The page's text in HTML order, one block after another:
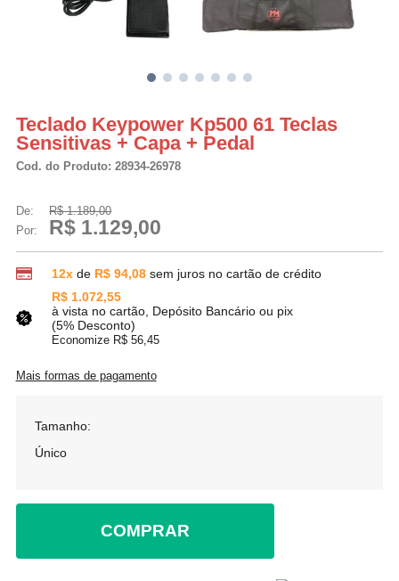
Teclado Keypower Kp500 61 Teclas
Sensitivas + Capa + Pedal
Cod. do Produto: 28934-26978
De:
R$ 1.189,00
Por:
R$ 1.129,00
12xde R$ 94,08 sem juros no cartão de crédito
R$ 1.072,55
à vista no cartão, Depósito Bancário ou pix
(5% Desconto)
Economize R$ 56,45
Mais formas de pagamento
Tamanho:
Único
COMPRAR